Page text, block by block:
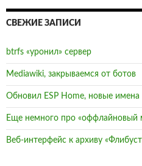
СВЕЖИЕ ЗАПИСИ
btrfs «уронил» сервер
Mediawiki, закрываемся от ботов
Обновил ESP Home, новые имена
Еще немного про «оффлайновый
Веб-интерфейс к архиву